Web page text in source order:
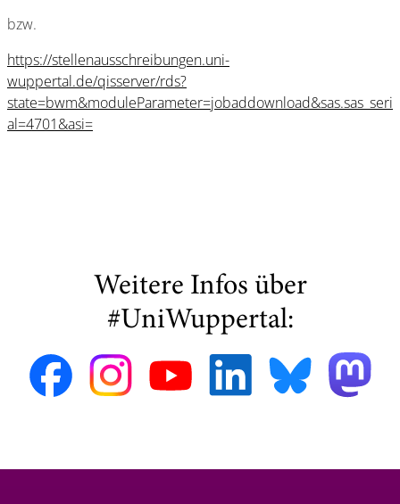
bzw.
https://stellenausschreibungen.uni-
wuppertal.de/qisserver/rds?
state=bwm&moduleParameter=jobaddownload&sas.sas_seri
al=4701&asi=
Weitere Infos über
#UniWuppertal: